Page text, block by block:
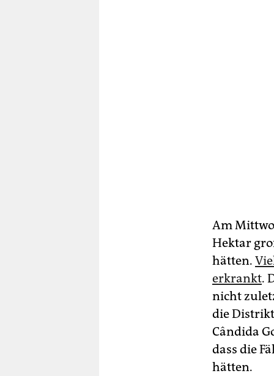
Am
Hektar
hätten.
erkrankt.
nicht
die
Cândida
dass die
hätten.